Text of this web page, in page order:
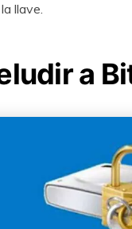
llave.
a